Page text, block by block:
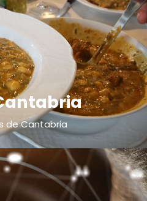
de Cantabria